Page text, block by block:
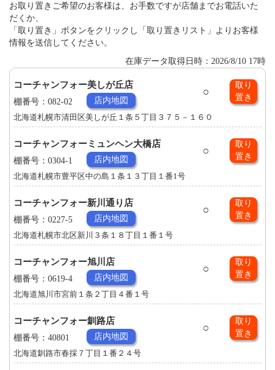
お取り置きご希望のお客様は、お手数ですが店舗までお電話いた
だくか、
「取り置き」ボタンをクリックし「取り置きリスト」よりお客様
情報を送信してください。
在庫データ取得日時：2026/8/10 17時
コーチャンフォー美しが丘店
○
取り
置き
棚番号：082-02 店内地図
北海道札幌市清田区美しが丘１条５丁目３７５－１６０
コーチャンフォーミュンヘン大橋店
○
取り
置き
棚番号：0304-1 店内地図
北海道札幌市豊平区中の島１条１３丁目１番1号
コーチャンフォー新川通り店
○
取り
置き
棚番号：0227-5 店内地図
北海道札幌市北区新川３条１８丁目１番１号
コーチャンフォー旭川店
○
取り
置き
棚番号：0619-4 店内地図
北海道旭川市宮前１条２丁目４番１号
コーチャンフォー釧路店
○
取り
置き
棚番号：40801 店内地図
北海道釧路市春採７丁目１番２４号